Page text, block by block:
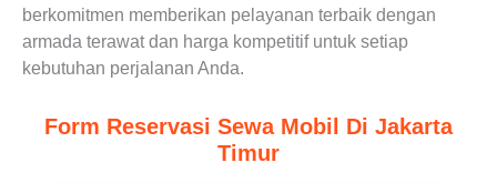
berkomitmen memberikan pelayanan terbaik dengan
armada terawat dan harga kompetitif untuk setiap
kebutuhan perjalanan Anda.
Form Reservasi Sewa Mobil Di Jakarta
Timur